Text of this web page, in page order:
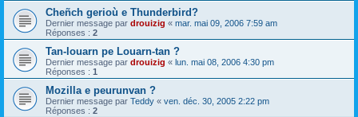
Cheñch gerioù e Thunderbird?
Dernier message par drouizig « mar. mai 09, 2006 7:59 am
Réponses : 2
Tan-louarn pe Louarn-tan ?
Dernier message par drouizig « lun. mai 08, 2006 4:30 pm
Réponses : 1
Mozilla e peurunvan ?
Dernier message par Teddy « ven. déc. 30, 2005 2:22 pm
Réponses : 2